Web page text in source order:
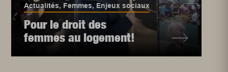
Actualités, Femmes, Enjeux sociaux
Pour le droit des
femmes au logement!